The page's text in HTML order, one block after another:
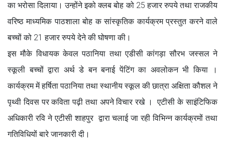
का भरोसा दिलाया। उन्होंने इको क्लब बोह को 25 हजार रुपये तथा राजकीय
वरिष्ठ माध्यमिक पाठशाला बोह क सांस्कृतिक कार्यक्रम प्रस्तुत करने वाले
बच्चों को 21 हजार रुपये देने की घोषणा की।
इस मौके विधायक केवल पठानिया तथा एडीसी कांगड़ा सौरभ जस्सल ने
स्कूली बच्चों द्वारा अर्थ डे बन बनाई पेंटिंग का अवलोकन भी किया ।
कार्यक्रम में हर्षिता पठानिया तथा स्थानीय स्कूल की छात्रा अक्षिता कौशल ने
पृथ्वी दिवस पर कविता पढ़ी तथा अपने विचार रखे । एटीसी के साइंटिफिक
अधिकारी रवि ने एटीसी शाहपुर द्वारा चलाई जा रही विभिन्न कार्यक्रमों तथा
गतिविधियों बारे जानकारी दी।